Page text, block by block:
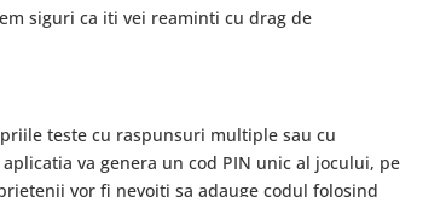
siguri ca iti vei reaminti cu drag de
teste cu raspunsuri multiple sau cu
va genera un cod PIN unic al jocului, pe
vor fi nevoiti sa adauge codul folosind